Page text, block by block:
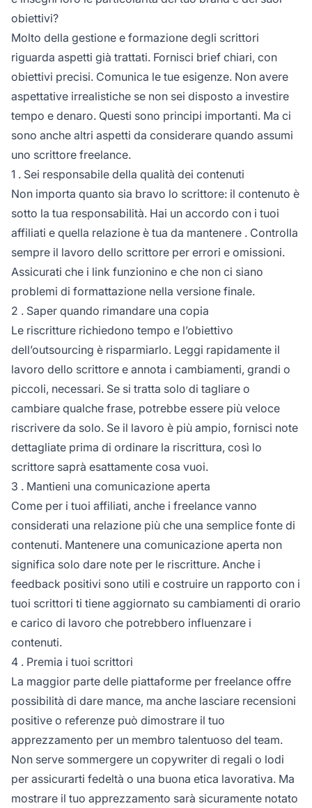
obiettivi?
Molto della gestione e formazione degli scrittori
riguarda aspetti già trattati. Fornisci brief chiari, con
obiettivi precisi. Comunica le tue esigenze. Non avere
aspettative irrealistiche se non sei disposto a investire
tempo e denaro. Questi sono principi importanti. Ma ci
sono anche altri aspetti da considerare quando assumi
uno scrittore freelance.
1 . Sei responsabile della qualità dei contenuti
Non importa quanto sia bravo lo scrittore: il contenuto è
sotto la tua responsabilità. Hai un accordo con i tuoi
affiliati e quella relazione è tua da mantenere . Controlla
sempre il lavoro dello scrittore per errori e omissioni.
Assicurati che i link funzionino e che non ci siano
problemi di formattazione nella versione finale.
2 . Saper quando rimandare una copia
Le riscritture richiedono tempo e l’obiettivo
dell’outsourcing è risparmiarlo. Leggi rapidamente il
lavoro dello scrittore e annota i cambiamenti, grandi o
piccoli, necessari. Se si tratta solo di tagliare o
cambiare qualche frase, potrebbe essere più veloce
riscrivere da solo. Se il lavoro è più ampio, fornisci note
dettagliate prima di ordinare la riscrittura, così lo
scrittore saprà esattamente cosa vuoi.
3 . Mantieni una comunicazione aperta
Come per i tuoi affiliati, anche i freelance vanno
considerati una relazione più che una semplice fonte di
contenuti. Mantenere una comunicazione aperta non
significa solo dare note per le riscritture. Anche i
feedback positivi sono utili e costruire un rapporto con i
tuoi scrittori ti tiene aggiornato su cambiamenti di orario
e carico di lavoro che potrebbero influenzare i
contenuti.
4 . Premia i tuoi scrittori
La maggior parte delle piattaforme per freelance offre
possibilità di dare mance, ma anche lasciare recensioni
positive o referenze può dimostrare il tuo
apprezzamento per un membro talentuoso del team.
Non serve sommergere un copywriter di regali o lodi
per assicurarti fedeltà o una buona etica lavorativa. Ma
mostrare il tuo apprezzamento sarà sicuramente notato